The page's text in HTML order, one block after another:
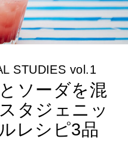
月のあなた
える
ること
STUDIES vol.1
ソーダを混
タジェニッ
レシピ3品